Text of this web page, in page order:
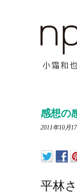
感想の
2011年10月
平林